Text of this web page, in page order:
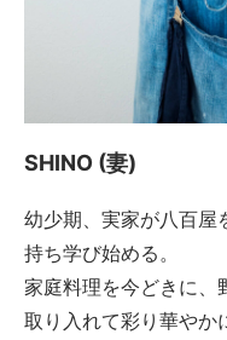
SHINO (妻)
幼少期、実家が八百屋
持ち学び始める。
家庭料理を今どきに、
取り入れて彩り華やか